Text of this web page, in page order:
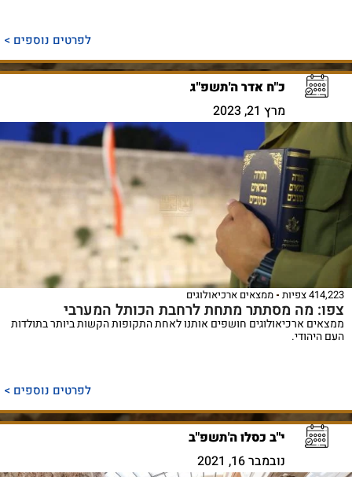
לפרטים נוספים >
כ"ח אדר ה'תשפ"ג
מרץ 21, 2023
414,223 צפיות ממצאים ארכיאולוגים
צפו: מה מסתתר מתחת לרחבת הכותל המערבי
ממצאים ארכיאולוגים חושפים אותנו לאחת התקופות הקשות ביותר בתולדות
העם היהודי.
לפרטים נוספים >
י"ב כסלו ה'תשפ"ב
נובמבר 16, 2021